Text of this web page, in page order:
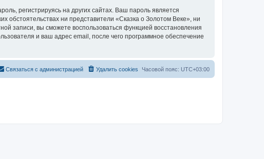
регистрируясь на других сайтах. Ваш пароль является
обстоятельствах ни представители «Сказка о Золотом Веке», ни
записи, вы сможете воспользоваться функцией восстановления
и ваш адрес email, после чего программное обеспечение
Часовой пояс: UTC+03:00
Удалить cookies
Связаться с администрацией